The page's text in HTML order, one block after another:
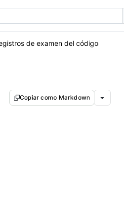
de examen del código
Copiar como Markdown